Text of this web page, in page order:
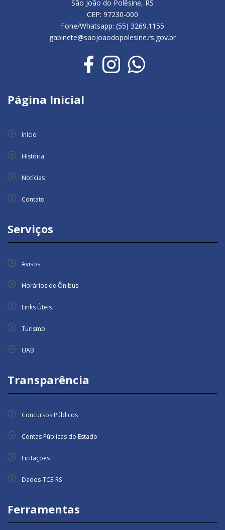
São João do Polêsine, RS
CEP: 97230-000
Fone/Whatsapp: (55) 3269.1155
gabinete@saojoaodopolesine.rs.gov.br
Página Inicial
Início
História
Notícias
Contato
Serviços
Avisos
Horários de Ônibus
Links Úteis
Turismo
UAB
Transparência
Concursos Públicos
Contas Públicas do Estado
Licitações
Dados-TCE-RS
Ferramentas